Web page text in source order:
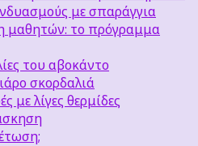
με σπαράγγια
μαθητών: το πρόγραμμα
του αβοκάντο
σκορδαλιά
με λίγες θερμίδες